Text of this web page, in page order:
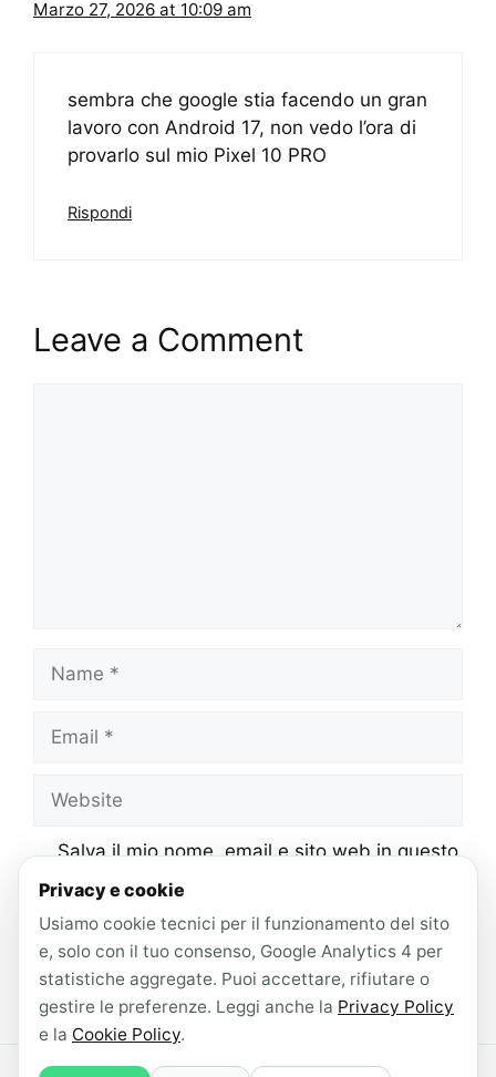
Marzo 27, 2026 at 10:09 am
sembra che google stia facendo un gran
lavoro con Android 17, non vedo l’ora di
provarlo sul mio Pixel 10 PRO
Rispondi
Leave a Comment
Name
Email
Website
Salva il mio nome, email e sito web in questo
browser per la prossima volta che
commento.
Privacy e cookie
Usiamo cookie tecnici per il funzionamento del sito
e, solo con il tuo consenso, Google Analytics 4 per
statistiche aggregate. Puoi accettare, rifiutare o
gestire le preferenze. Leggi anche la Privacy Policy
e la Cookie Policy.